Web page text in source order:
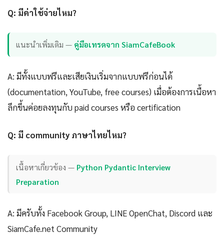
Q: มีค่าใช้จ่ายไหม?
แนะนำเพิ่มเติม — คู่มือเทรดจาก SiamCafeBook
A: มีทั้งแบบฟรีและเสียเงินเริ่มจากแบบฟรีก่อนได้
(documentation, YouTube, free courses) เมื่อต้องการเนื้อหา
ลึกขึ้นค่อยลงทุนกับ paid courses หรือ certification
Q: มี community ภาษาไทยไหม?
เนื้อหาเกี่ยวข้อง — Python Pydantic Interview
Preparation
A: มีครับทั้ง Facebook Group, LINE OpenChat, Discord และ
SiamCafe.net Community